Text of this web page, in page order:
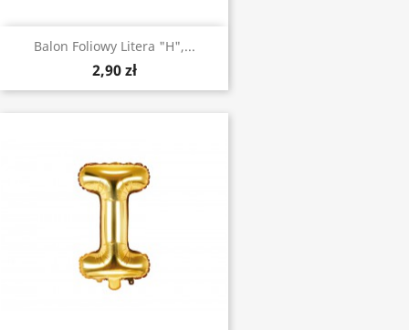
Balon Foliowy Litera "H",...
2,90 zł